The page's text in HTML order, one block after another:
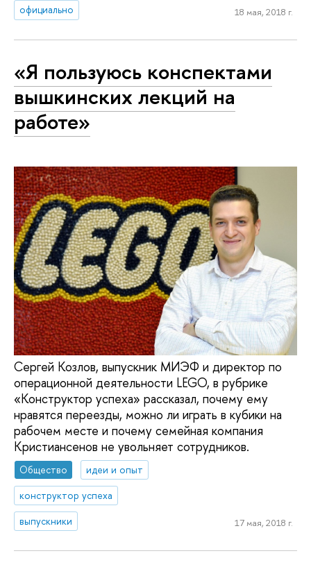
официально
18 мая, 2018 г.
«Я пользуюсь конспектами
вышкинских лекций на
работе»
Сергей Козлов, выпускник МИЭФ и директор по
операционной деятельности LEGO, в рубрике
«Конструктор успеха» рассказал, почему ему
нравятся переезды, можно ли играть в кубики на
рабочем месте и почему семейная компания
Кристиансенов не увольняет сотрудников.
Общество
идеи и опыт
конструктор успеха
выпускники
17 мая, 2018 г.